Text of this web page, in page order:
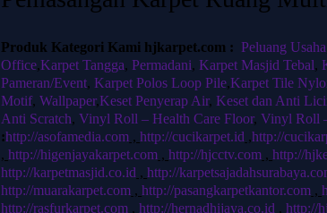
Produk Kategori Kami hjkarpet.com : Peluang Usaha
Office,Karpet Tangga, Permadani, Karpet Masjid Tebal,
Pameran/Event, Karpet Polos Loop Pile,Karpet Tile
Motif,Wallpaper,Keset Penyerap Air, Keset dan Anti
Anti Scratch,Vinyl Roll – Health Care Floor,Vinyl Roll
:http://asofamedia.com ,http://cucikarpet.id ,http://
,http://higenjayakarpet.com ,http://hjcctv.com ,http://
http://karpetmasjid.co.id ,http://
http://muarakarpet.com ,http://pasangkarpetkantor.com ,
http://rasfurkarpet.com ,http://hernadhijaya.co.id ,http://